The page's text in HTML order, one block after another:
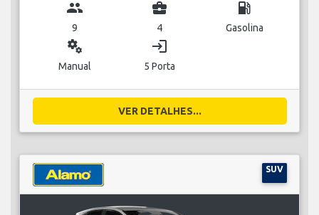
group
9
business_center
4
local_gas_station
Gasolina
miscellaneous_services
Manual
login
5 Porta
VER DETALHES...
SUV